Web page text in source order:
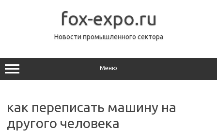
fox-expo.ru
Новости промышленного сектора
Меню
как переписать машину на
другого человека